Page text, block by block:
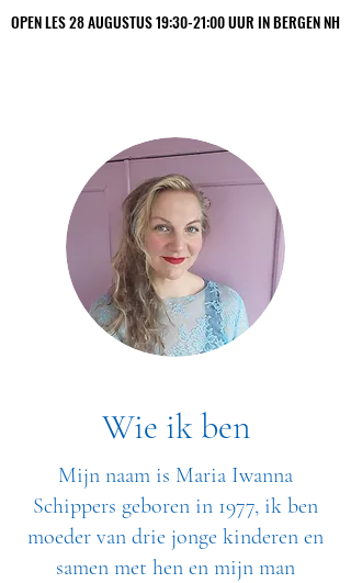
OPEN LES 28 AUGUSTUS 19:30-21:00 UUR IN BERGEN NH
OPEN LES 28 AUGUSTUS 19:30-21:00 UUR IN BERGEN NH
Wie ik ben
Mijn naam is Maria Iwanna
Schippers geboren in 1977, ik ben
moeder van drie jonge kinderen en
samen met hen en mijn man